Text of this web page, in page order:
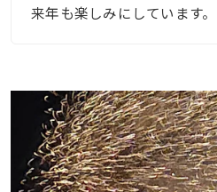
来年も楽しみにしています。